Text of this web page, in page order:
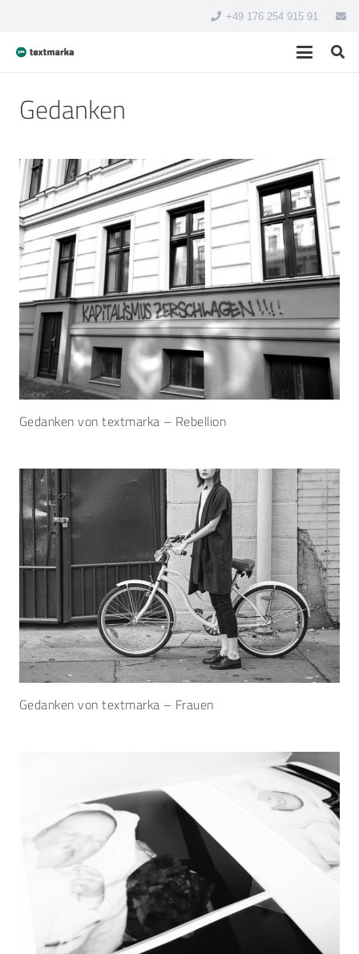
+49 176 254 915 91
Gedanken
Gedanken von textmarka – Rebellion
Gedanken von textmarka – Frauen